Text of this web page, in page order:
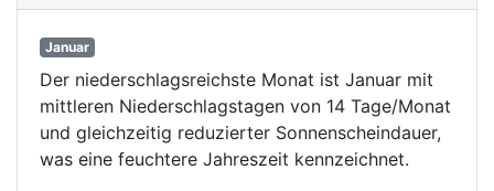
Januar
Der niederschlagsreichste Monat ist Januar mit
mittleren Niederschlagstagen von 14 Tage/Monat
und gleichzeitig reduzierter Sonnenscheindauer,
was eine feuchtere Jahreszeit kennzeichnet.